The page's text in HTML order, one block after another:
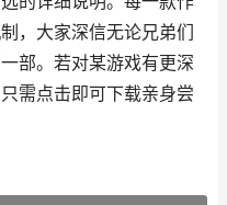
，大家深信无论兄弟们
部。若对某游戏有更深
需点击即可下载亲身尝